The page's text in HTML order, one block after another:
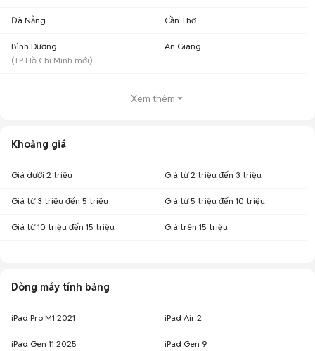
khảo. Giá iPad Gen 5 cũ sẽ phụ thuộc vào tình trạng, phiên bản và các thoả
Chợ Tốt - Nơi mua bán iPad Gen 5 cũ giá tốt nhất!
Đà Nẵng Cần Thơ
Bình Dương
(TP Hồ Chí Minh mới)
An Giang
Xem thêm
Khoảng giá
Giá dưới 2 triệu Giá từ 2 triệu đến 3 triệu
Giá từ 3 triệu đến 5 triệu Giá từ 5 triệu đến 10 triệu
Giá từ 10 triệu đến 15 triệu Giá trên 15 triệu
Dòng máy tính bảng
iPad Pro M1 2021 iPad Air 2
iPad Gen 11 2025 iPad Gen 9